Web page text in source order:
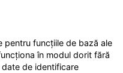
pentru funcțiile de bază ale
în modul dorit fără
de identificare